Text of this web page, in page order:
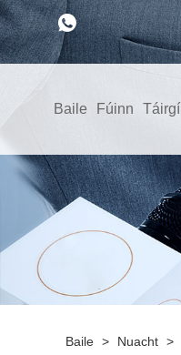
Baile Fúinn Táirgí
Baile > Nuacht >